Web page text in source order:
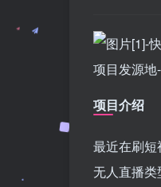
项目介绍
最近在刷
无人直播